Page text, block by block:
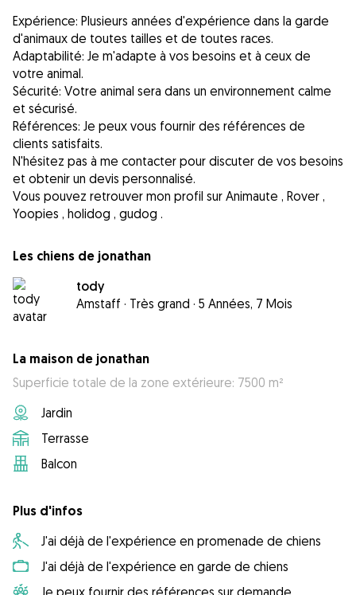
Expérience: Plusieurs années d'expérience dans la garde
d'animaux de toutes tailles et de toutes races.
Adaptabilité: Je m'adapte à vos besoins et à ceux de
votre animal.
Sécurité: Votre animal sera dans un environnement calme
et sécurisé.
Références: Je peux vous fournir des références de
clients satisfaits.
N'hésitez pas à me contacter pour discuter de vos besoins
et obtenir un devis personnalisé.
Vous pouvez retrouver mon profil sur Animaute , Rover ,
Yoopies , holidog , gudog .
Les chiens de jonathan
tody
Amstaff · Très grand · 5 Années, 7 Mois
La maison de jonathan
Superficie totale de la zone extérieure: 7500 m²
Jardin
Terrasse
Balcon
Plus d'infos
J'ai déjà de l'expérience en promenade de chiens
J'ai déjà de l'expérience en garde de chiens